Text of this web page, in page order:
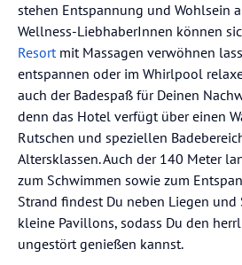
stehen Entspannung und Wohlsein
Wellness-LiebhaberInnen können
Resortmit Massagen verwöhnen
entspannen oder im Whirlpool
auch der Badespaß für Deinen
denn das Hotel verfügt über einen
Rutschen und speziellen
Altersklassen. Auch der 140 Meter
zum Schwimmen sowie zum
Strand findest Du neben Liegen und
kleine Pavillons, sodass Du den
ungestört genießen kannst.